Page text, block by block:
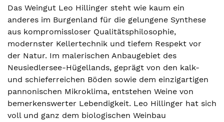
Das Weingut Leo Hillinger steht wie kaum ein
anderes im Burgenland für die gelungene Synthese
aus kompromissloser Qualitätsphilosophie,
modernster Kellertechnik und tiefem Respekt vor
der Natur. Im malerischen Anbaugebiet des
Neusiedlersee-Hügellands, geprägt von den kalk-
und schieferreichen Böden sowie dem einzigartigen
pannonischen Mikroklima, entstehen Weine von
bemerkenswerter Lebendigkeit. Leo Hillinger hat sich
voll und ganz dem biologischen Weinbau